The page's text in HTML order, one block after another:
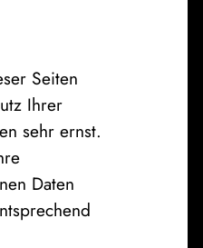
Seiten
Ihrer
sehr ernst.
Daten